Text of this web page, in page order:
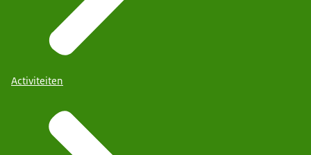
Activiteiten